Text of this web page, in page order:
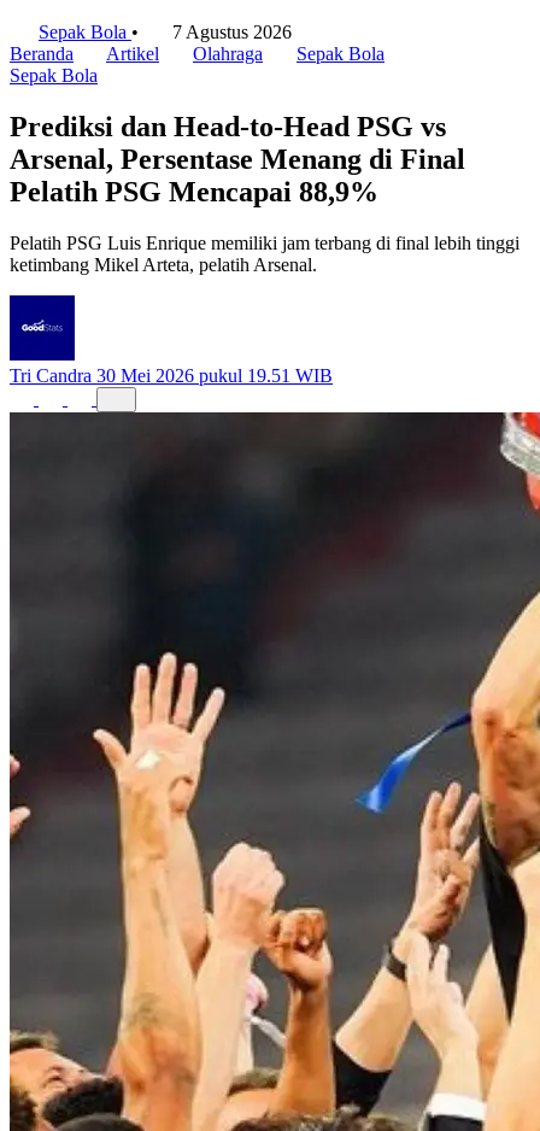
Sepak Bola •
7 Agustus 2026
Beranda
Artikel Olahraga
Sepak Bola
Sepak Bola
Prediksi dan Head-to-Head PSG vs
Arsenal, Persentase Menang di Final
Pelatih PSG Mencapai 88,9%
Pelatih PSG Luis Enrique memiliki jam terbang di final lebih tinggi
ketimbang Mikel Arteta, pelatih Arsenal.
Tri Candra 30 Mei 2026 pukul 19.51 WIB